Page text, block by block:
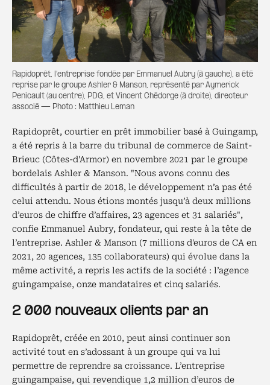
Rapidoprêt, l’entreprise fondée par Emmanuel Aubry (à gauche), a été
reprise par le groupe Ashler & Manson, représenté par Aymerick
Penicault (au centre), PDG, et Vincent Chédorge (à droite), directeur
associé — Photo : Matthieu Leman
Rapidoprêt, courtier en prêt immobilier basé à Guingamp,
a été repris à la barre du tribunal de commerce de Saint-
Brieuc (Côtes-d'Armor) en novembre 2021 par le groupe
bordelais Ashler & Manson. "Nous avons connu des
difficultés à partir de 2018, le développement n’a pas été
celui attendu. Nous étions montés jusqu’à deux millions
d’euros de chiffre d’affaires, 23 agences et 31 salariés",
confie Emmanuel Aubry, fondateur, qui reste à la tête de
l’entreprise. Ashler & Manson (7 millions d'euros de CA en
2021, 20 agences, 135 collaborateurs) qui évolue dans la
même activité, a repris les actifs de la société : l’agence
guingampaise, onze mandataires et cinq salariés.
2 000 nouveaux clients par an
Rapidoprêt, créée en 2010, peut ainsi continuer son
activité tout en s’adossant à un groupe qui va lui
permettre de reprendre sa croissance. L’entreprise
guingampaise, qui revendique 1,2 million d’euros de